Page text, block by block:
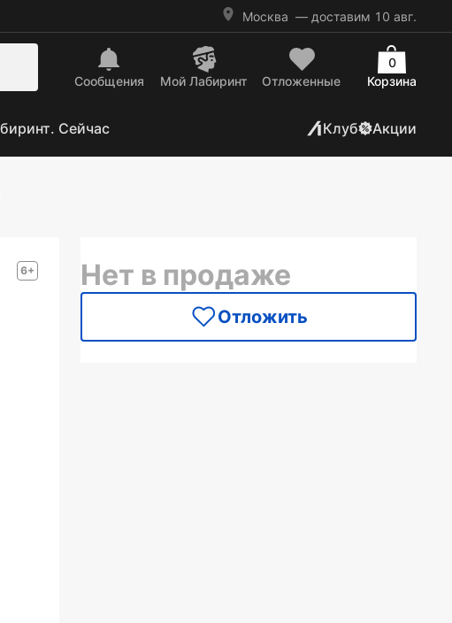
Москва — доставим 10 авг.
Сообщения Mой Лабиринт Отложенные Корзина
0
Сейчас Клуб Акции
6+ Нет в продаже
Отложить